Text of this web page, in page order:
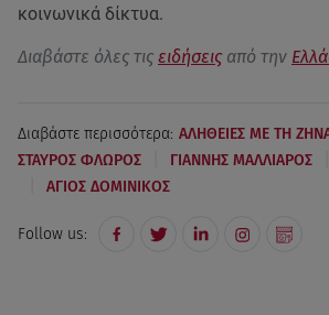
κοινωνικά δίκτυα.
Διαβάστε όλες τις ειδήσεις από την
Διαβάστε περισσότερα: ΑΛΗΘΕΙΕΣ ΜΕ ΤΗ
ΣΤΑΥΡΟΣ ΦΛΩΡΟΣ ΓΙΑΝΝΗΣ ΜΑΛΛΙΑΡΟΣ
ΑΓΙΟΣ ΔΟΜΙΝΙΚΟΣ
Follow us: